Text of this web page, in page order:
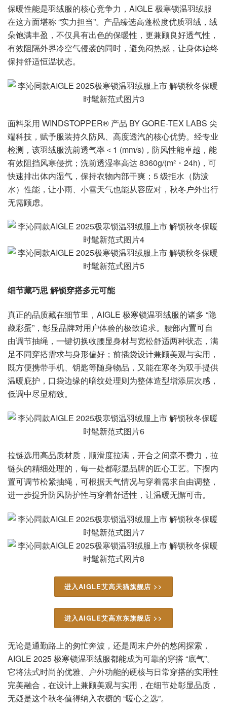
保暖性能是羽绒服的核心竞争力，AIGLE 极寒锁温羽绒服
在这方面堪称 “实力担当”。产品臻选高蓬松度优质羽绒，绒
朵饱满丰盈，不仅具有出色的保暖性，更兼顾良好透气性，
有效阻隔外界冷空气侵袭的同时，避免闷热感，让身体始终
保持舒适恒温状态。
面料采用 WINDSTOPPER® 产品 BY GORE-TEX LABS 尖
端科技，赋予服装持久防风、高度透汽的核心优势。经专业
检测，该羽绒服洗前透气率＜1 (mm/s)，防风性能卓越，能
有效阻挡风寒侵扰；洗前透湿率高达 8360g/(m²・24h)，可
快速排出体内湿气，保持衣物内部干爽；5 级拒水（防泼
水）性能，让小雨、小雪天气也能从容应对，秋冬户外出行
无需顾虑。
细节藏巧思 解锁穿搭多元可能
真正的品质藏在细节里，AIGLE 极寒锁温羽绒服的诸多 “隐
藏彩蛋”，彰显品牌对用户体验的极致追求。腰部内置可自
由调节抽绳，一键切换收腰显身材与宽松舒适两种状态，满
足不同穿搭需求与身形偏好；前插袋设计兼顾美观与实用，
既方便携带手机、钥匙等随身物品，又能在寒冬为双手提供
温暖庇护，口袋边缘的暗纹处理则为整体造型增添层次感，
低调中尽显精致。
拉链选用高品质材质，顺滑度拉满，开合之间毫不费力，拉
链头的精细处理的，每一处都彰显品牌的匠心工艺。下摆内
置可调节松紧抽绳，可根据天气情况与穿着需求自由调整，
进一步提升防风防护性与穿着舒适性，让温暖无懈可击。
进入AIGLE艾高天猫旗舰店 >>
进入AIGLE艾高京东旗舰店 >>
无论是通勤路上的匆忙奔波，还是周末户外的悠闲探索，
AIGLE 2025 极寒锁温羽绒服都能成为可靠的穿搭 “底气”。
它将法式时尚的优雅、户外功能的硬核与日常穿搭的实用性
完美融合，在设计上兼顾美观与实用，在细节处彰显品质，
无疑是这个秋冬值得纳入衣橱的 “暖心之选”。